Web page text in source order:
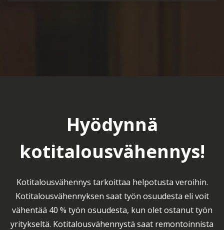
Hyödynnä
kotitalousvähennys!
Kotitalousvähennys tarkoittaa helpotusta veroihin.
Kotitalousvähennyksen saat työn osuudesta eli voit
vähentää 40 % työn osuudesta, kun olet ostanut työn
yritykseltä. Kotitalousvähennystä saat remontoinnista